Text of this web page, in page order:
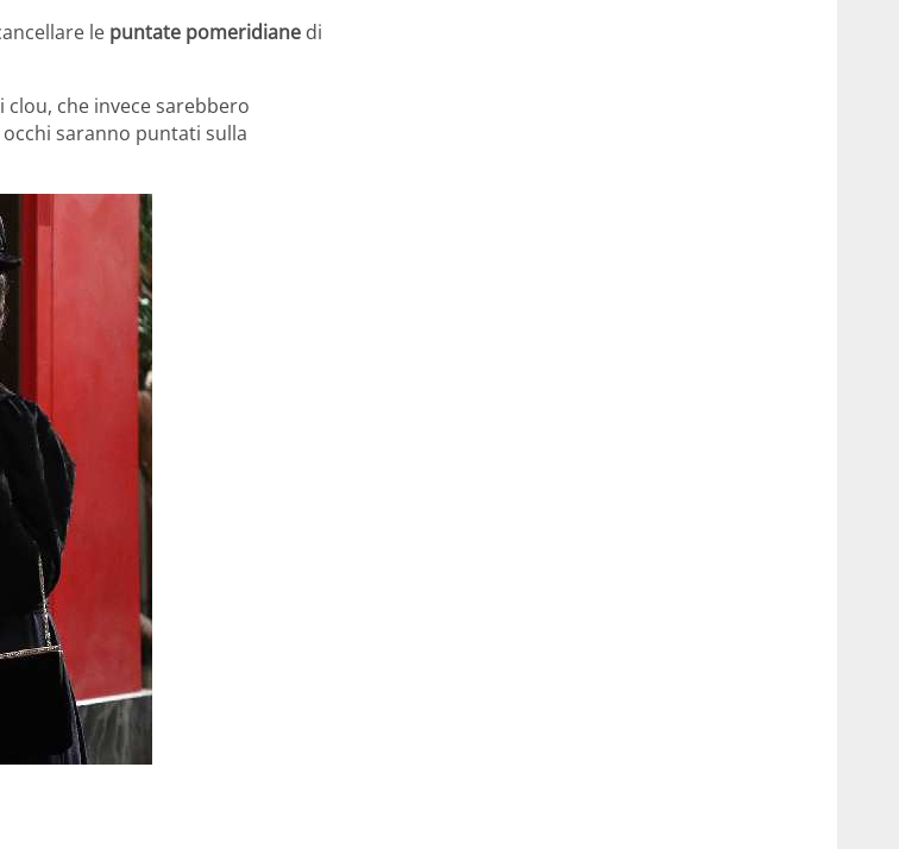
le puntate pomeridiane di
che invece sarebbero
saranno puntati sulla